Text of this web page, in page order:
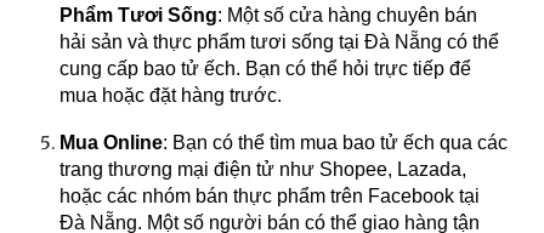
Phẩm Tươi Sống: Một số cửa hàng chuyên bán
hải sản và thực phẩm tươi sống tại Đà Nẵng có thể
cung cấp bao tử ếch. Bạn có thể hỏi trực tiếp để
mua hoặc đặt hàng trước.
Mua Online: Bạn có thể tìm mua bao tử ếch qua các
trang thương mại điện tử như Shopee, Lazada,
hoặc các nhóm bán thực phẩm trên Facebook tại
Đà Nẵng. Một số người bán có thể giao hàng tận